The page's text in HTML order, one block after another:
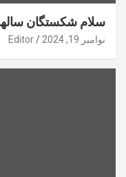
سلام شکستگان
نوامبر 19, 2024 Editor